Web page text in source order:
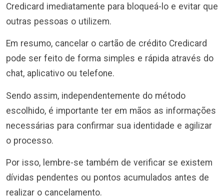
Credicard imediatamente para bloqueá-lo e evitar que
outras pessoas o utilizem.
Em resumo, cancelar o cartão de crédito Credicard
pode ser feito de forma simples e rápida através do
chat, aplicativo ou telefone.
Sendo assim, independentemente do método
escolhido, é importante ter em mãos as informações
necessárias para confirmar sua identidade e agilizar
o processo.
Por isso, lembre-se também de verificar se existem
dívidas pendentes ou pontos acumulados antes de
realizar o cancelamento.